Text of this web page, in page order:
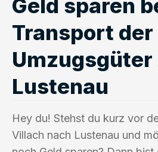
Geld sparen
Transport der
Umzugsgüter
Lustenau
Hey du! Stehst du kurz vor
Villach nach Lustenau und